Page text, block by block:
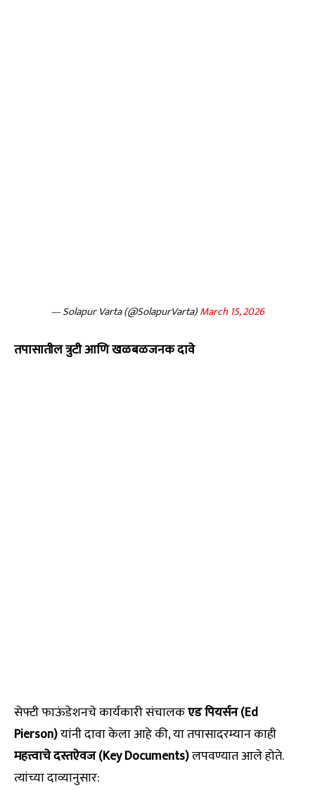
— Solapur Varta (@SolapurVarta)March 15, 2026
तपासातील त्रुटी आणि खळबळजनक दावे
सेफ्टी फाऊंडेशनचे कार्यकारी संचालकएड पियर्सन (Ed
Pierson)यांनी दावा केला आहे की, या तपासादरम्यान काही
महत्त्वाचे दस्तऐवज (Key Documents)लपवण्यात आले होते.
त्यांच्या दाव्यानुसार: